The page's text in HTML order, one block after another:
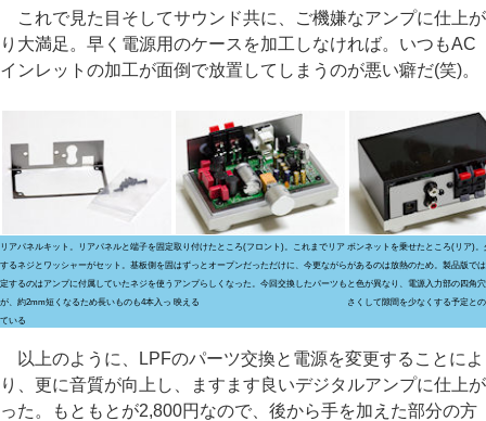
これで見た目そしてサウンド共に、ご機嫌なアンプに仕上が
り大満足。早く電源用のケースを加工しなければ。いつもAC
インレットの加工が面倒で放置してしまうのが悪い癖だ(笑)。
リアパネルキット。リアパネルと端子を固定
するネジとワッシャーがセット。基板側を固
定するのはアンプに付属していたネジを使う
が、約2mm短くなるため長いものも4本入っ
ている
取り付けたところ(フロント)。これまでリア
はずっとオープンだっただけに、今更ながら
アンプらしくなった。今回交換したパーツも
映える
ボンネットを乗せたところ(リア)。
があるのは放熱のため。製品版で
と色が異なり、電源入力部の四角
さくして隙間を少なくする予定と
以上のように、LPFのパーツ交換と電源を変更することによ
り、更に音質が向上し、ますます良いデジタルアンプに仕上が
った。もともとが2,800円なので、後から手を加えた部分の方